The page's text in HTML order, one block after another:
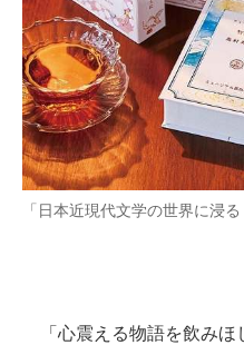
企業ITのトレンドを詳説
経営リーダーのコミュニティ
マーケ×ITの今がよく分かる
ITエンジニア向け専門サイト
製造業のIT導入・活用を支援
「日本近現代文学の世界に浸
「心震える物語を飲みほ